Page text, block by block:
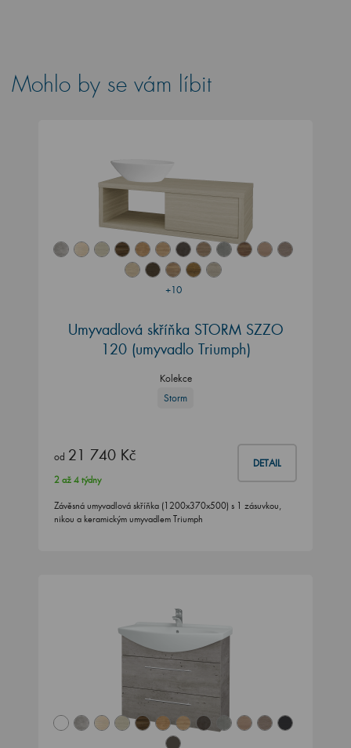
Mohlo by se vám líbit
+10
Umyvadlová skříňka STORM SZZO
120 (umyvadlo Triumph)
Kolekce
Storm
od 21 740 Kč DETAIL
2 až 4 týdny
Závěsná umyvadlová skříňka (1200x370x500) s 1 zásuvkou,
nikou a keramickým umyvadlem Triumph